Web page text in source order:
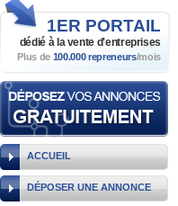
1ER PORTAIL
dédié à la vente d'entreprises
Plus de 100.000 repreneurs/mois
ACCUEIL
DÉPOSER UNE ANNONCE